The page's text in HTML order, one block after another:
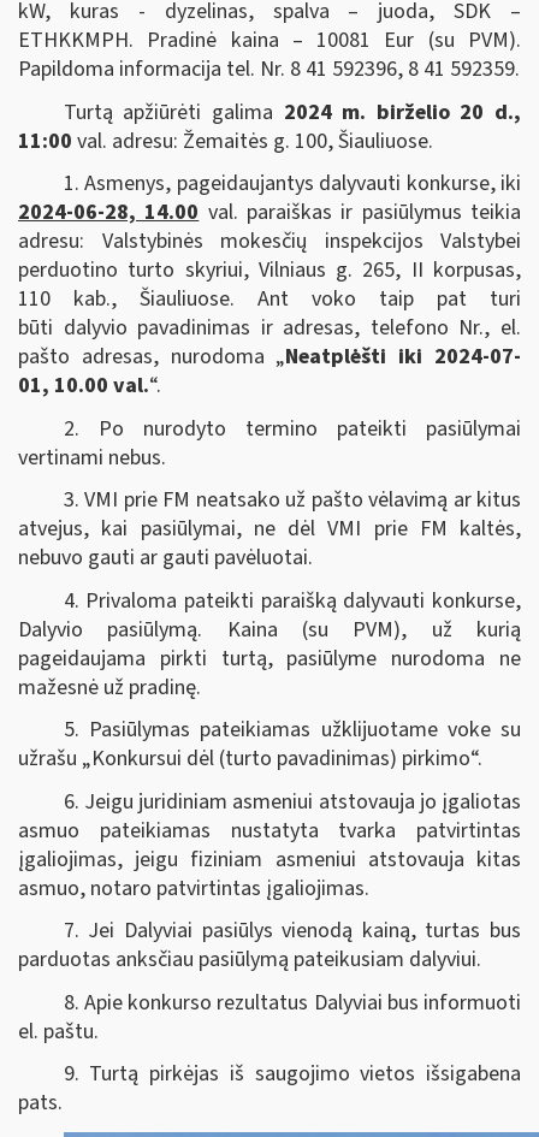
kW, kuras - dyzelinas, spalva – juoda, SDK –
ETHKKMPH. Pradinė kaina – 10081 Eur (su PVM).
Papildoma informacija tel. Nr. 8 41 592396, 8 41 592359.
Turtą apžiūrėti galima 2024 m. birželio 20 d.,
11:00 val. adresu: Žemaitės g. 100, Šiauliuose.
1. Asmenys, pageidaujantys dalyvauti konkurse, iki
2024-06-28, 14.00val. paraiškas ir pasiūlymus teikia
adresu: Valstybinės mokesčių inspekcijos Valstybei
perduotino turto skyriui, Vilniaus g. 265, II korpusas,
110 kab., Šiauliuose. Ant voko taip pat turi
būti dalyvio pavadinimas ir adresas, telefono Nr., el.
pašto adresas, nurodoma „Neatplėšti iki 2024-07-
01, 10.00 val.“.
2. Po nurodyto termino pateikti pasiūlymai
vertinami nebus.
3. VMI prie FM neatsako už pašto vėlavimą ar kitus
atvejus, kai pasiūlymai, ne dėl VMI prie FM kaltės,
nebuvo gauti ar gauti pavėluotai.
4. Privaloma pateikti paraišką dalyvauti konkurse,
Dalyvio pasiūlymą. Kaina (su PVM), už kurią
pageidaujama pirkti turtą, pasiūlyme nurodoma ne
mažesnė už pradinę.
5. Pasiūlymas pateikiamas užklijuotame voke su
užrašu „Konkursui dėl (turto pavadinimas) pirkimo“.
6. Jeigu juridiniam asmeniui atstovauja jo įgaliotas
asmuo pateikiamas nustatyta tvarka patvirtintas
įgaliojimas, jeigu fiziniam asmeniui atstovauja kitas
asmuo, notaro patvirtintas įgaliojimas.
7. Jei Dalyviai pasiūlys vienodą kainą, turtas bus
parduotas anksčiau pasiūlymą pateikusiam dalyviui.
8. Apie konkurso rezultatus Dalyviai bus informuoti
el. paštu.
9. Turtą pirkėjas iš saugojimo vietos išsigabena
pats.